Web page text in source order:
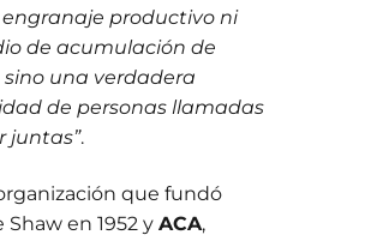
engranaje productivo ni
de acumulación de
una verdadera
de personas llamadas
juntas”.
que fundó
Shaw en 1952 y ACA,